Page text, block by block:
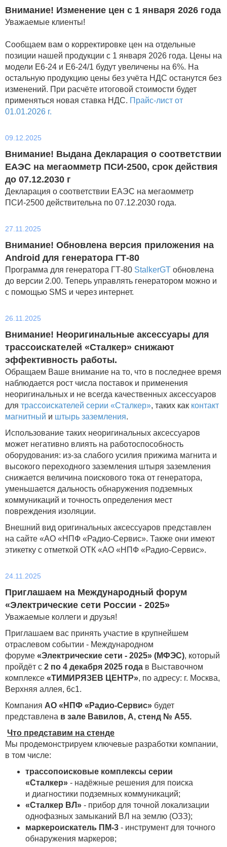
Внимание! Изменение цен с 1 января 2026 года
Уважаемые клиенты!
Сообщаем вам о корректировке цен на отдельные
позиции нашей продукции с 1 января 2026 года. Цены на
модели Е6-24 и Е6-24/1 будут увеличены на 6%. На
остальную продукцию цены без учёта НДС останутся без
изменений. При расчёте итоговой стоимости будет
применяться новая ставка НДС. Прайс-лист от
01.01.2026 г.
09.12.2025
Внимание! Выдана Декларация о соответствии
ЕАЭС на мегаомметр ПСИ-2500, срок действия
до 07.12.2030 г
Декларация о соответствии ЕАЭС на мегаомметр
ПСИ-2500 действительна по 07.12.2030 года.
27.11.2025
Внимание! Обновлена версия приложения на
Android для генератора ГТ-80
Программа для генератора ГТ-80 StalkerGT обновлена
до версии 2.00. Теперь управлять генератором можно и
с помощью SMS и через интернет.
26.11.2025
Внимание! Неоригинальные аксессуары для
трассоискателей «Сталкер» снижают
эффективность работы.
Обращаем Ваше внимание на то, что в последнее время
наблюдается рост числа поставок и применения
неоригинальных и не всегда качественных аксессуаров
для трассоискателей серии «Сталкер», таких как контакт
магнитный и штырь заземления.
Использование таких неоригинальных аксессуаров
может негативно влиять на работоспособность
оборудования: из-за слабого усилия прижима магнита и
высокого переходного заземления штыря заземления
снижается величина поискового тока от генератора,
уменьшается дальность обнаружения подземных
коммуникаций и точность определения мест
повреждения изоляции.
Внешний вид оригинальных аксессуаров представлен
на сайте «АО «НПФ «Радио-Сервис». Также они имеют
этикетку с отметкой ОТК «АО «НПФ «Радио-Сервис».
24.11.2025
Приглашаем на Международный форум
«Электрические сети России - 2025»
Уважаемые коллеги и друзья!
Приглашаем вас принять участие в крупнейшем
отраслевом событии - Международном
форуме «Электрические сети - 2025» (МФЭС), который
пройдёт с 2 по 4 декабря 2025 года в Выставочном
комплексе «ТИМИРЯЗЕВ ЦЕНТР», по адресу: г. Москва,
Верхняя аллея, 6с1.
Компания АО «НПФ «Радио‑Сервис» будет
представлена в зале Вавилов, А, стенд № А55.
Что представим на стенде
Мы продемонстрируем ключевые разработки компании,
в том числе:
трассопоисковые комплексы серии
«Сталкер» - надёжные решения для поиска
и диагностики подземных коммуникаций;
«Сталкер ВЛ» - прибор для точной локализации
однофазных замыканий ВЛ на землю (ОЗЗ);
маркероискатель ПМ‑3 - инструмент для точного
обнаружения маркеров;